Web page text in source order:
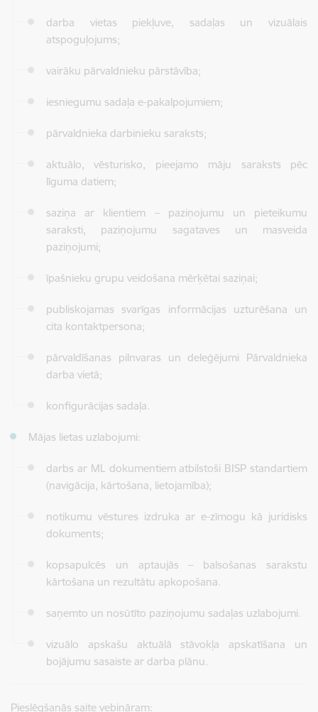
darba vietas piekļuve, sadaļas un vizuālais
atspoguļojums;
vairāku pārvaldnieku pārstāvība;
iesniegumu sadaļa e-pakalpojumiem;
pārvaldnieka darbinieku saraksts;
aktuālo, vēsturisko, pieejamo māju saraksts pēc
līguma datiem;
saziņa ar klientiem – paziņojumu un pieteikumu
saraksti, paziņojumu sagataves un masveida
paziņojumi;
īpašnieku grupu veidošana mērķētai saziņai;
publiskojamas svarīgas informācijas uzturēšana un
cita kontaktpersona;
pārvaldīšanas pilnvaras un deleģējumi Pārvaldnieka
darba vietā;
konfigurācijas sadaļa.
Mājas lietas uzlabojumi:
darbs ar ML dokumentiem atbilstoši BISP standartiem
(navigācija, kārtošana, lietojamība);
notikumu vēstures izdruka ar e-zīmogu kā juridisks
dokuments;
kopsapulcēs un aptaujās – balsošanas sarakstu
kārtošana un rezultātu apkopošana.
saņemto un nosūtīto paziņojumu sadaļas uzlabojumi.
vizuālo apskašu aktuālā stāvokļa apskatīšana un
bojājumu sasaiste ar darba plānu.
Pieslēgšanās saite vebināram: